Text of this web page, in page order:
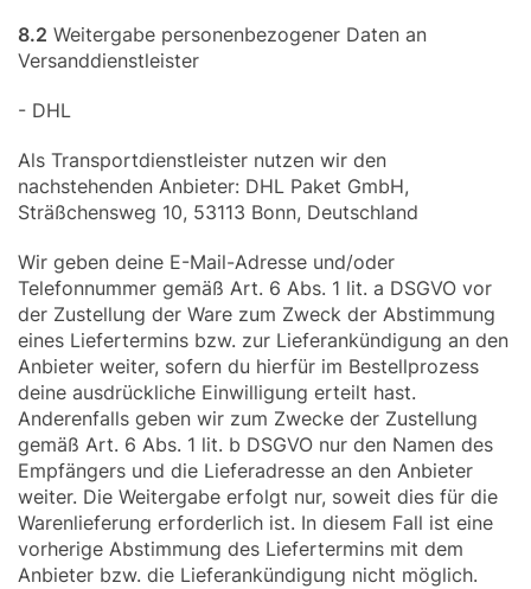
8.2 Weitergabe personenbezogener Daten an
Versanddienstleister
- DHL
Als Transportdienstleister nutzen wir den
nachstehenden Anbieter: DHL Paket GmbH,
Sträßchensweg 10, 53113 Bonn, Deutschland
Wir geben deine E-Mail-Adresse und/oder
Telefonnummer gemäß Art. 6 Abs. 1 lit. a DSGVO vor
der Zustellung der Ware zum Zweck der Abstimmung
eines Liefertermins bzw. zur Lieferankündigung an den
Anbieter weiter, sofern du hierfür im Bestellprozess
deine ausdrückliche Einwilligung erteilt hast.
Anderenfalls geben wir zum Zwecke der Zustellung
gemäß Art. 6 Abs. 1 lit. b DSGVO nur den Namen des
Empfängers und die Lieferadresse an den Anbieter
weiter. Die Weitergabe erfolgt nur, soweit dies für die
Warenlieferung erforderlich ist. In diesem Fall ist eine
vorherige Abstimmung des Liefertermins mit dem
Anbieter bzw. die Lieferankündigung nicht möglich.